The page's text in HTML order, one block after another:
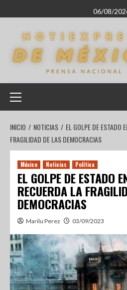
06/08/
INICIO NOTICIAS
EL GOLPE DE ESTADO
FRAGILIDAD DE LAS DEMOCRACIAS
México Noticias Política
EL GOLPE DE ESTADO
RECUERDA LA
DEMOCRACIAS
Marilu Perez 03/09/2023